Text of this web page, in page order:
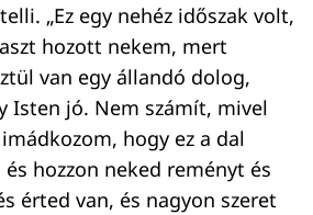
„Ez egy nehéz időszak volt,
hozott nekem, mert
van egy állandó dolog,
Isten jó. Nem számít, mivel
hogy ez a dal
hozzon neked reményt és
érted van, és nagyon szeret